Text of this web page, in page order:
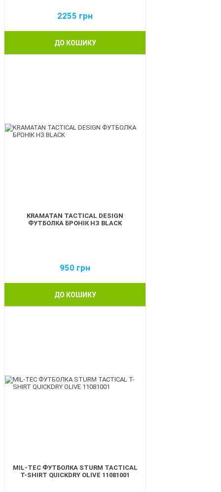
2255 грн
ДО КОШИКУ
KRAMATAN TACTICAL DESIGN
ФУТБОЛКА БРОНІК НЗ BLACK
950 грн
ДО КОШИКУ
MIL-TEC ФУТБОЛКА STURM TACTICAL
T-SHIRT QUICKDRY OLIVE 11081001